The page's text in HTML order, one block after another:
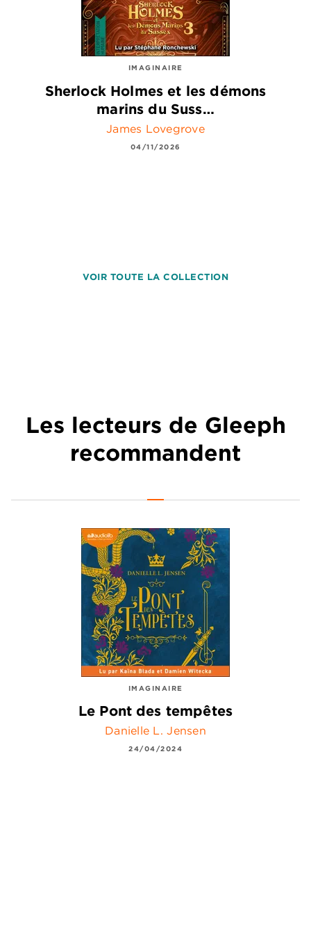
IMAGINAIRE
Sherlock Holmes et les démons
marins du Suss…
James Lovegrove
04/11/2026
VOIR TOUTE LA COLLECTION
Les lecteurs de Gleeph
recommandent
IMAGINAIRE
Le Pont des tempêtes
Danielle L. Jensen
24/04/2024